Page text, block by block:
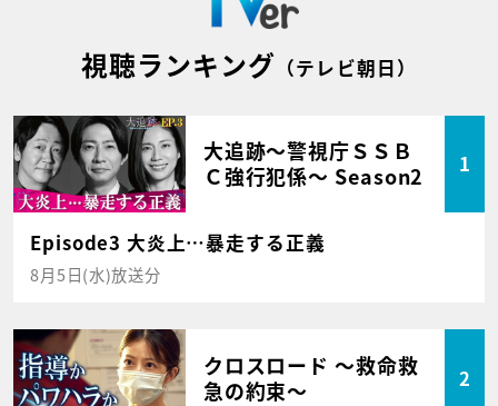
視聴ランキング （テレビ朝日）
大追跡～警視庁ＳＳＢ
Ｃ強行犯係～ Season2
1
Episode3 大炎上…暴走する正義
8月5日(水)放送分
クロスロード ～救命救
急の約束～
2